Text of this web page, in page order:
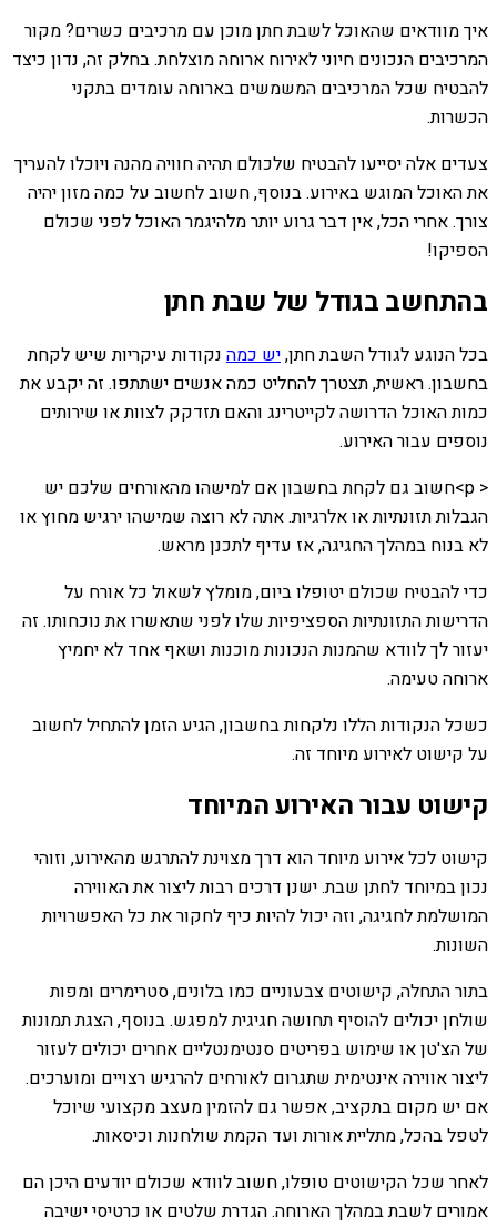
איך מוודאים שהאוכל לשבת חתן מוכן עם מרכיבים כשרים? מקור
המרכיבים הנכונים חיוני לאירוח ארוחה מוצלחת. בחלק זה, נדון כיצד
להבטיח שכל המרכיבים המשמשים בארוחה עומדים בתקני
הכשרות.
צעדים אלה יסייעו להבטיח שלכולם תהיה חוויה מהנה ויוכלו להעריך
את האוכל המוגש באירוע. בנוסף, חשוב לחשוב על כמה מזון יהיה
צורך. אחרי הכל, אין דבר גרוע יותר מלהיגמר האוכל לפני שכולם
הספיקו!
בהתחשב בגודל של שבת חתן
בכל הנוגע לגודל השבת חתן,יש כמה נקודות עיקריות שיש לקחת
בחשבון. ראשית, תצטרך להחליט כמה אנשים ישתתפו. זה יקבע את
כמות האוכל הדרושה לקייטרינג והאם תזדקק לצוות או שירותים
נוספים עבור האירוע.
< p>חשוב גם לקחת בחשבון אם למישהו מהאורחים שלכם יש
הגבלות תזונתיות או אלרגיות. אתה לא רוצה שמישהו ירגיש מחוץ או
לא בנוח במהלך החגיגה, אז עדיף לתכנן מראש.
כדי להבטיח שכולם יטופלו ביום, מומלץ לשאול כל אורח על
הדרישות התזונתיות הספציפיות שלו לפני שתאשרו את נוכחותו. זה
יעזור לך לוודא שהמנות הנכונות מוכנות ושאף אחד לא יחמיץ
ארוחה טעימה.
כשכל הנקודות הללו נלקחות בחשבון, הגיע הזמן להתחיל לחשוב
על קישוט לאירוע מיוחד זה.
קישוט עבור האירוע המיוחד
קישוט לכל אירוע מיוחד הוא דרך מצוינת להתרגש מהאירוע, וזוהי
נכון במיוחד לחתן שבת. ישנן דרכים רבות ליצור את האווירה
המושלמת לחגיגה, וזה יכול להיות כיף לחקור את כל האפשרויות
השונות.
בתור התחלה, קישוטים צבעוניים כמו בלונים, סטרימרים ומפות
שולחן יכולים להוסיף תחושה חגיגית למפגש. בנוסף, הצגת תמונות
של הצ'טן או שימוש בפריטים סנטימנטליים אחרים יכולים לעזור
ליצור אווירה אינטימית שתגרום לאורחים להרגיש רצויים ומוערכים.
אם יש מקום בתקציב, אפשר גם להזמין מעצב מקצועי שיוכל
לטפל בהכל, מתליית אורות ועד הקמת שולחנות וכיסאות.
לאחר שכל הקישוטים טופלו, חשוב לוודא שכולם יודעים היכן הם
אמורים לשבת במהלך הארוחה. הגדרת שלטים או כרטיסי ישיבה